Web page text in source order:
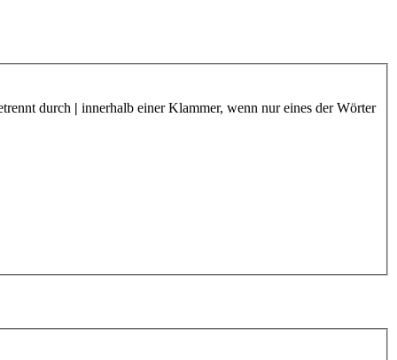
durch | innerhalb einer Klammer, wenn nur eines der Wörter